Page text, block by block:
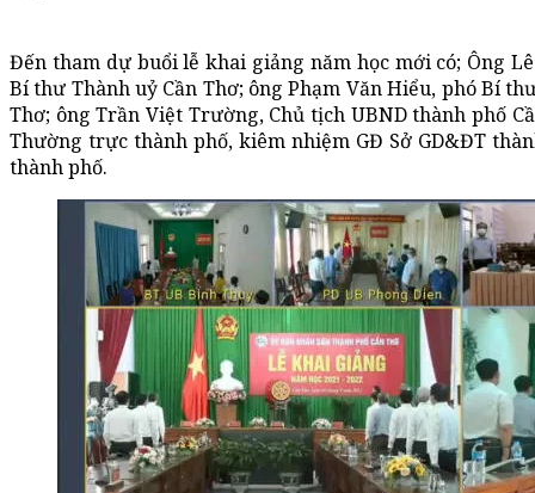
Đến tham dự buổi lễ khai giảng năm học mới có; Ông
Bí thư Thành uỷ Cần Thơ; ông Phạm Văn Hiểu, phó Bí
Thơ; ông Trần Việt Trường, Chủ tịch UBND thành phố
Thường trực thành phố, kiêm nhiệm GĐ Sở GD&ĐT
thành phố.